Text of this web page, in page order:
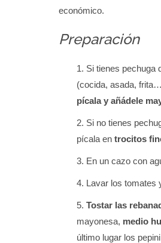
económico.
Preparación
Si tienes pechuga
(cocida, asada,
pícala y añádele
Si no tienes
pícala en trocitos
En un cazo con
Lavar los tomates
Tostar las
mayonesa, medio
último lugar los